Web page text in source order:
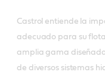
Castrol entiende la
adecuado para su
amplia gama
de diversos sistemas